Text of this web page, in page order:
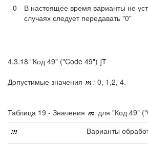
0
В настоящее время варианты не
случаях следует передавать "0"
4.3.18 "Код 49" ("Code 49") ]Т
Допустимые значения
: 0, 1,2, 4.
Таблица 19 - Значения
для "Код 49"
Варианты